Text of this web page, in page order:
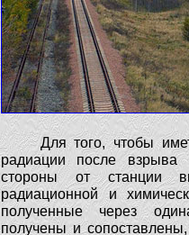
Для того, чтобы иметь
радиации после
стороны от станции
радиационной и
полученные через
получены и